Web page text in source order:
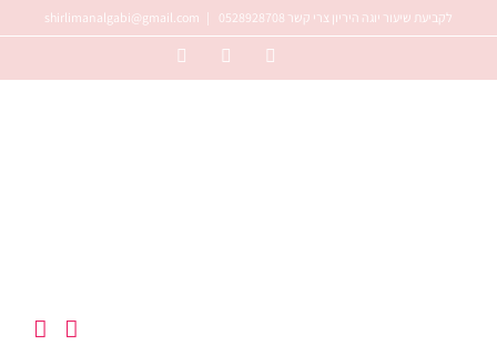
לקביעת שיעור יוגה היריון צרי קשר 0528928708 |
shirlimanalgabi@gmail.com
YouTube
Facebook